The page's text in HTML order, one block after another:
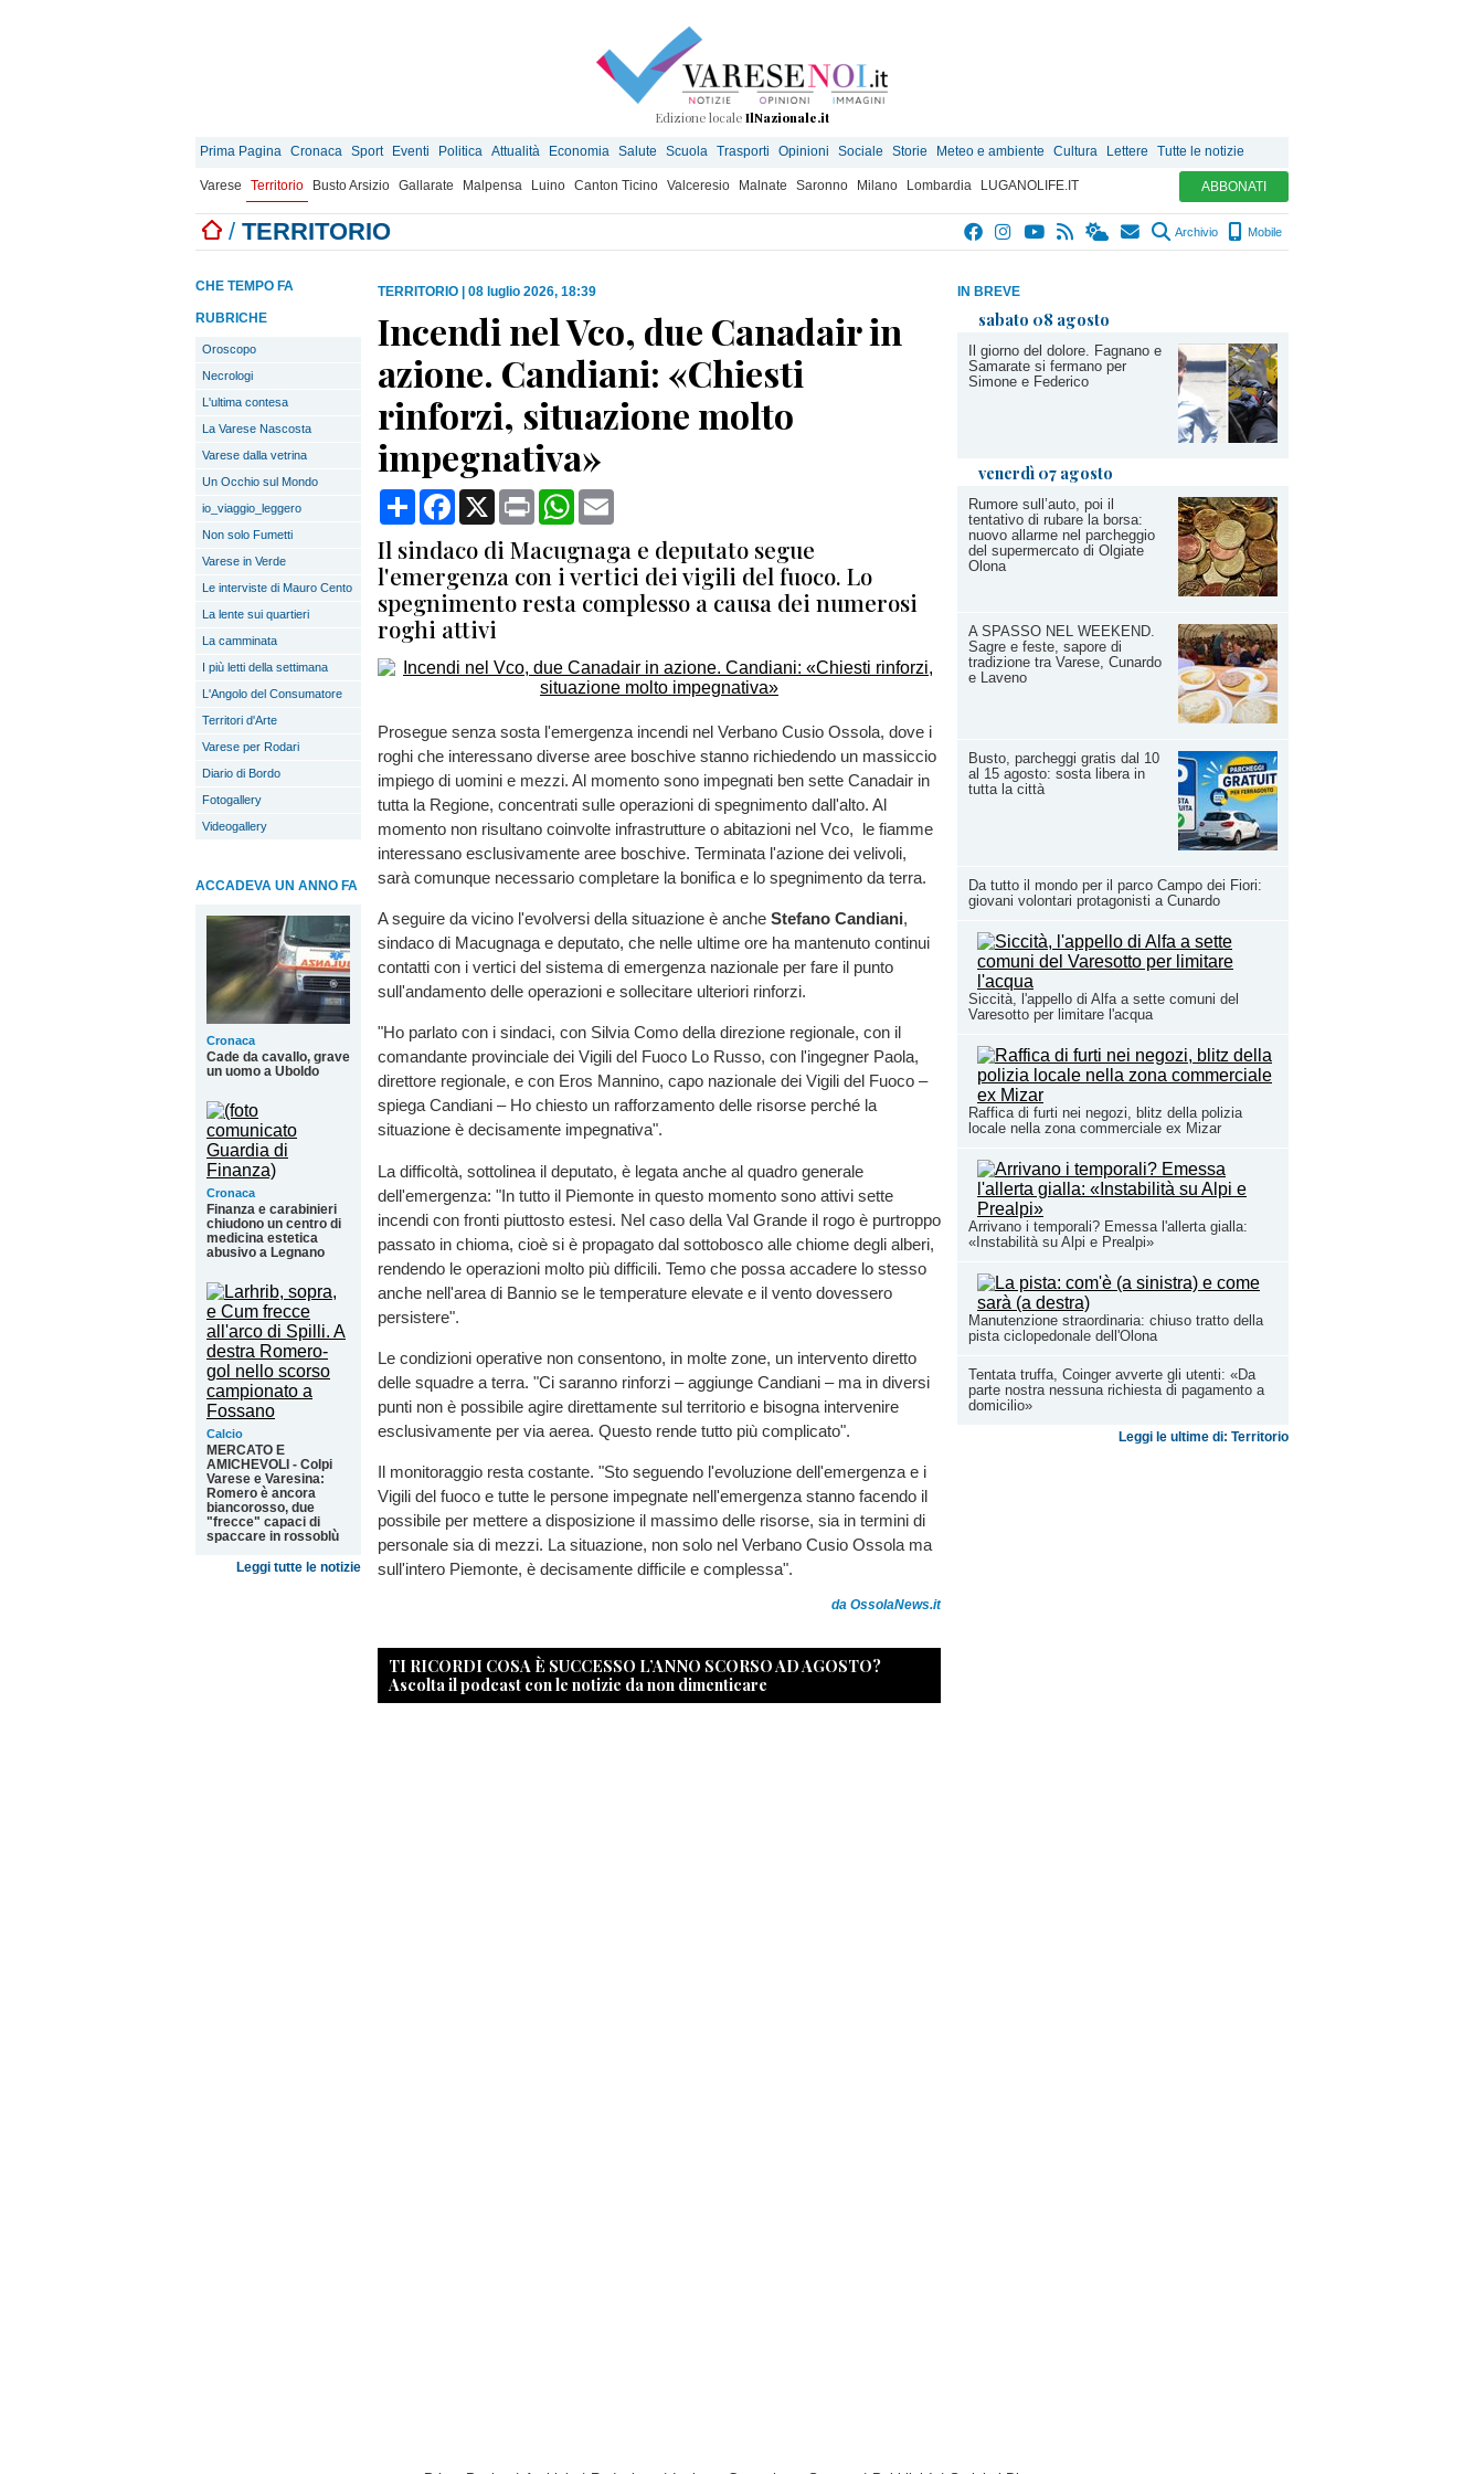
Edizione locale IlNazionale.it
Prima Pagina Cronaca Sport Eventi Politica Attualità Economia Salute Scuola Trasporti Opinioni Sociale Storie Meteo e ambiente Cultura Lettere Tutte le notizie
Varese Territorio Busto Arsizio Gallarate Malpensa Luino Canton Ticino Valceresio Malnate Saronno Milano Lombardia LUGANOLIFE.IT ABBONATI
/ TERRITORIO Archivio Mobile
IN BREVE
sabato 08 agosto
Il giorno del dolore. Fagnano e
Samarate si fermano per
Simone e Federico
venerdì 07 agosto
Rumore sull’auto, poi il
tentativo di rubare la borsa:
nuovo allarme nel parcheggio
del supermercato di Olgiate
Olona
A SPASSO NEL WEEKEND.
Sagre e feste, sapore di
tradizione tra Varese, Cunardo
e Laveno
Busto, parcheggi gratis dal 10
al 15 agosto: sosta libera in
tutta la città
Da tutto il mondo per il parco Campo dei Fiori:
giovani volontari protagonisti a Cunardo
Siccità, l'appello di Alfa a sette comuni del
Varesotto per limitare l'acqua
Raffica di furti nei negozi, blitz della polizia
locale nella zona commerciale ex Mizar
Arrivano i temporali? Emessa l'allerta gialla:
«Instabilità su Alpi e Prealpi»
Manutenzione straordinaria: chiuso tratto della
pista ciclopedonale dell'Olona
Tentata truffa, Coinger avverte gli utenti: «Da
parte nostra nessuna richiesta di pagamento a
domicilio»
Leggi le ultime di: Territorio
CHE TEMPO FA
RUBRICHE
Oroscopo
Necrologi
L'ultima contesa
La Varese Nascosta
Varese dalla vetrina
Un Occhio sul Mondo
io_viaggio_leggero
Non solo Fumetti
Varese in Verde
Le interviste di Mauro Cento
La lente sui quartieri
La camminata
I più letti della settimana
L'Angolo del Consumatore
Territori d'Arte
Varese per Rodari
Diario di Bordo
Fotogallery
Videogallery
ACCADEVA UN ANNO FA
Cronaca
Cade da cavallo, grave
un uomo a Uboldo
Cronaca
Finanza e carabinieri
chiudono un centro di
medicina estetica
abusivo a Legnano
Calcio
MERCATO E
AMICHEVOLI - Colpi
Varese e Varesina:
Romero è ancora
biancorosso, due
"frecce" capaci di
spaccare in rossoblù
Leggi tutte le notizie
TERRITORIO 08 luglio 2026, 18:39
Incendi nel Vco, due Canadair in
azione. Candiani: «Chiesti
rinforzi, situazione molto
impegnativa»
CondividiFacebook
X Print WhatsApp
Il sindaco di Macugnaga e deputato segue
l'emergenza con i vertici dei vigili del fuoco. Lo
spegnimento resta complesso a causa dei numerosi
roghi attivi
Prosegue senza sosta l'emergenza incendi nel Verbano Cusio Ossola, dove i
roghi che interessano diverse aree boschive stanno richiedendo un massiccio
impiego di uomini e mezzi. Al momento sono impegnati ben sette Canadair in
tutta la Regione, concentrati sulle operazioni di spegnimento dall'alto. Al
momento non risultano coinvolte infrastrutture o abitazioni nel Vco, le fiamme
interessano esclusivamente aree boschive. Terminata l'azione dei velivoli,
sarà comunque necessario completare la bonifica e lo spegnimento da terra.
A seguire da vicino l'evolversi della situazione è anche Stefano Candiani,
sindaco di Macugnaga e deputato, che nelle ultime ore ha mantenuto continui
contatti con i vertici del sistema di emergenza nazionale per fare il punto
sull'andamento delle operazioni e sollecitare ulteriori rinforzi.
"Ho parlato con i sindaci, con Silvia Como della direzione regionale, con il
comandante provinciale dei Vigili del Fuoco Lo Russo, con l'ingegner Paola,
direttore regionale, e con Eros Mannino, capo nazionale dei Vigili del Fuoco –
spiega Candiani – Ho chiesto un rafforzamento delle risorse perché la
situazione è decisamente impegnativa".
La difficoltà, sottolinea il deputato, è legata anche al quadro generale
dell'emergenza: "In tutto il Piemonte in questo momento sono attivi sette
incendi con fronti piuttosto estesi. Nel caso della Val Grande il rogo è purtroppo
passato in chioma, cioè si è propagato dal sottobosco alle chiome degli alberi,
rendendo le operazioni molto più difficili. Temo che possa accadere lo stesso
anche nell'area di Bannio se le temperature elevate e il vento dovessero
persistere".
Le condizioni operative non consentono, in molte zone, un intervento diretto
delle squadre a terra. "Ci saranno rinforzi – aggiunge Candiani – ma in diversi
punti non è possibile agire direttamente sul territorio e bisogna intervenire
esclusivamente per via aerea. Questo rende tutto più complicato".
Il monitoraggio resta costante. "Sto seguendo l'evoluzione dell'emergenza e i
Vigili del fuoco e tutte le persone impegnate nell'emergenza stanno facendo il
possibile per mettere a disposizione il massimo delle risorse, sia in termini di
personale sia di mezzi. La situazione, non solo nel Verbano Cusio Ossola ma
sull'intero Piemonte, è decisamente difficile e complessa".
da OssolaNews.it
TI RICORDI COSA È SUCCESSO L’ANNO SCORSO AD AGOSTO?
Ascolta il podcast con le notizie da non dimenticare